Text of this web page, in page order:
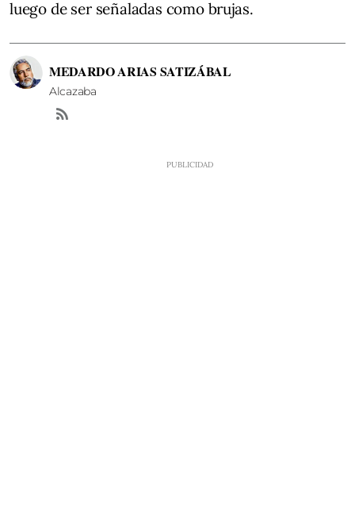
luego de ser señaladas como brujas.
MEDARDO ARIAS SATIZÁBAL
Alcazaba